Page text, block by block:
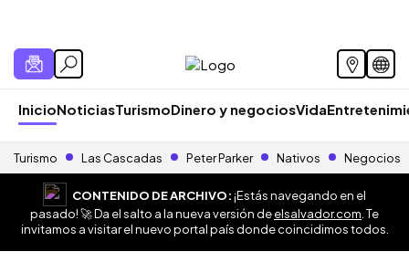
InicioNoticiasTurismoDinero y negociosVida
Turismo Las Cascadas Peter Parker Nativos Negocios
CONTENIDO DE ARCHIVO:¡Estás navegando en el
pasado! 🚀 Da el salto a la nueva versión deelsalvador.com . Te
invitamos a visitar el nuevo portal país donde coincidimos todos.